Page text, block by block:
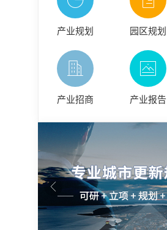
产业规划 园区规划
产业招商 产业报告